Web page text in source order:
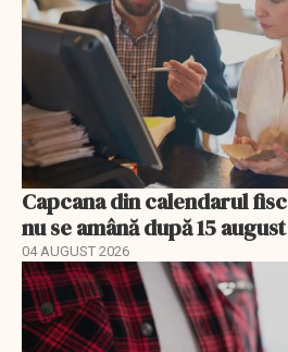
Capcana din calendarul
nu se amână după 15 august
04 AUGUST 2026